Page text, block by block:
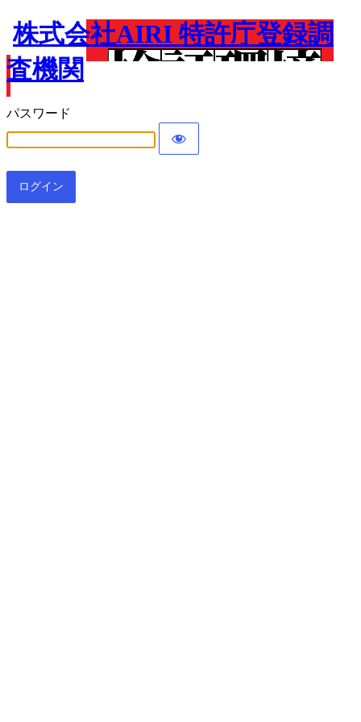
株式会社AIRI 特許庁登録調
査機関
パスワード